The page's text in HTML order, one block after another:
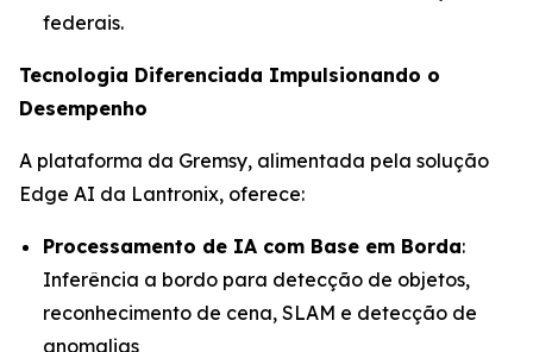
federais.
Tecnologia Diferenciada Impulsionando o
Desempenho
A plataforma da Gremsy, alimentada pela solução
Edge AI da Lantronix, oferece:
Processamento de IA com Base em Borda:
Inferência a bordo para detecção de objetos,
reconhecimento de cena, SLAM e detecção de
anomalias